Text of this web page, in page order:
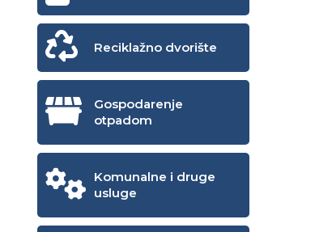
Reciklažno dvorište
Gospodarenje
otpadom
Komunalne i druge
usluge